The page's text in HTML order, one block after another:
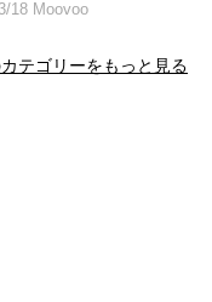
18 Moovoo
テゴリーをもっと見る